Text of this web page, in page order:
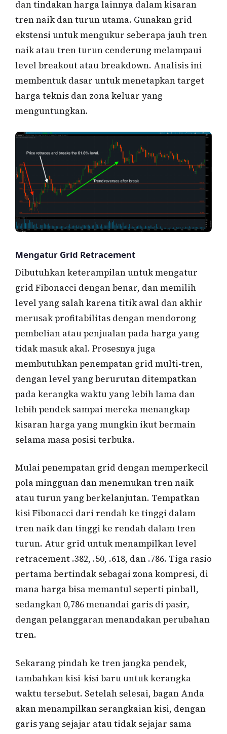
dan tindakan harga lainnya dalam kisaran
tren naik dan turun utama. Gunakan grid
ekstensi untuk mengukur seberapa jauh tren
naik atau tren turun cenderung melampaui
level breakout atau breakdown. Analisis ini
membentuk dasar untuk menetapkan target
harga teknis dan zona keluar yang
menguntungkan.
Mengatur Grid Retracement
Dibutuhkan keterampilan untuk mengatur
grid Fibonacci dengan benar, dan memilih
level yang salah karena titik awal dan akhir
merusak profitabilitas dengan mendorong
pembelian atau penjualan pada harga yang
tidak masuk akal. Prosesnya juga
membutuhkan penempatan grid multi-tren,
dengan level yang berurutan ditempatkan
pada kerangka waktu yang lebih lama dan
lebih pendek sampai mereka menangkap
kisaran harga yang mungkin ikut bermain
selama masa posisi terbuka.
Mulai penempatan grid dengan memperkecil
pola mingguan dan menemukan tren naik
atau turun yang berkelanjutan. Tempatkan
kisi Fibonacci dari rendah ke tinggi dalam
tren naik dan tinggi ke rendah dalam tren
turun. Atur grid untuk menampilkan level
retracement .382, .50, .618, dan .786. Tiga rasio
pertama bertindak sebagai zona kompresi, di
mana harga bisa memantul seperti pinball,
sedangkan 0,786 menandai garis di pasir,
dengan pelanggaran menandakan perubahan
tren.
Sekarang pindah ke tren jangka pendek,
tambahkan kisi-kisi baru untuk kerangka
waktu tersebut. Setelah selesai, bagan Anda
akan menampilkan serangkaian kisi, dengan
garis yang sejajar atau tidak sejajar sama